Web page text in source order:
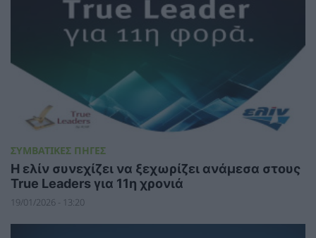
ΣΥΜΒΑΤΙΚΕΣ ΠΗΓΕΣ
Η ελίν συνεχίζει να ξεχωρίζει ανάμεσα στους
True Leaders για 11η χρονιά
19/01/2026 - 13:20